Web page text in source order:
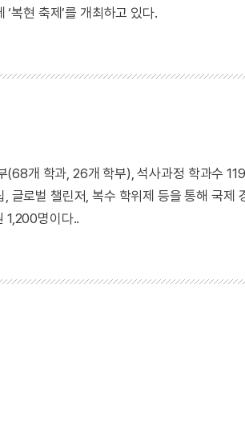
복현 축제’를 개최하고 있다.
(68개 학과, 26개 학부), 석사과정 학과수
글로벌 챌린저, 복수 학위제 등을 통해 국제
1,200명이다..